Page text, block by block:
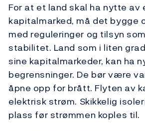
For at et land skal ha nytte
kapitalmarked, må det bygge
med reguleringer og tilsyn
stabilitet. Land som i liten
sine kapitalmarkeder, kan ha
begrensninger. De bør være
åpne opp for brått. Flyten av
elektrisk strøm. Skikkelig
plass før strømmen koples til.